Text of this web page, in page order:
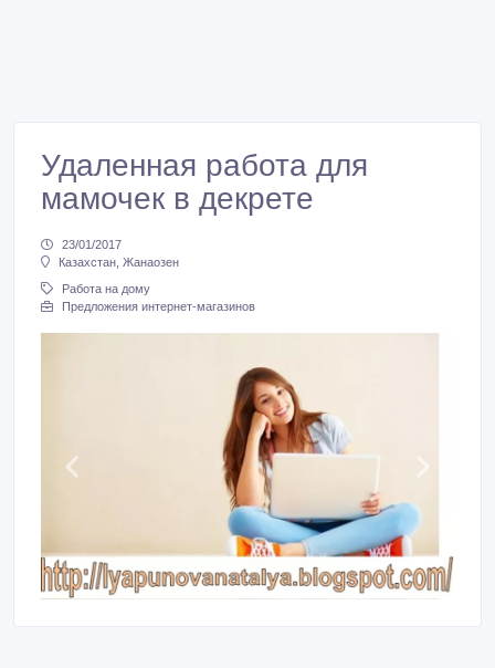
Удаленная работа для
мамочек в декрете
23/01/2017
Казахстан, Жанаозен
Работа на дому
Предложения интернет-магазинов